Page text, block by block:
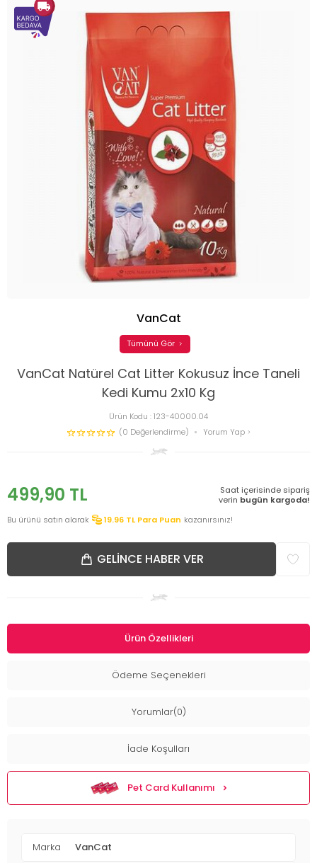
VanCat Natürel Cat Litter Kokusuz İnce Taneli
Kedi Kumu 2x10 Kg
Ürün Kodu :123-40000.04
(0 Değerlendirme)
Yorum Yap
VanCat
Tümünü Gör
499,90 TL
Saat içerisinde sipariş
verin bugün kargoda!
Bu ürünü satın alarak
19.96 TL Para Puan kazanırsınız!
GELINCE HABER VER
Ürün Özellikleri
Ödeme Seçenekleri
Yorumlar(0)
İade Koşulları
Pet Card Kullanımı
Marka VanCat